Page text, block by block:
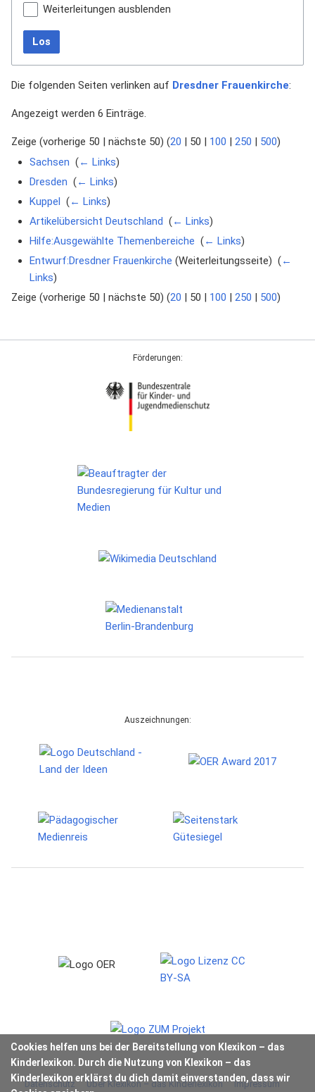
Weiterleitungen ausblenden
Los
Die folgenden Seiten verlinken auf Dresdner Frauenkirche:
Angezeigt werden 6 Einträge.
Zeige (vorherige 50 nächste 50) (20 50 100 250 500)
Sachsen (← Links)
Dresden (← Links)
Kuppel (← Links)
Artikelübersicht Deutschland (← Links)
Hilfe:Ausgewählte Themenbereiche (← Links)
Entwurf:Dresdner Frauenkirche (Weiterleitungsseite) ‎ (←
Links)
Zeige (vorherige 50 | nächste 50) (20 | 50 | 100 | 250 | 500)
Cookies helfen uns bei der Bereitstellung von Klexikon – das
Kinderlexikon. Durch die Nutzung von Klexikon – das
Kinderlexikon erklärst du dich damit einverstanden, dass wir
Förderungen:
Auszeichnungen:
Datenschutz Über Klexikon – das Kinderlexikon Impressum